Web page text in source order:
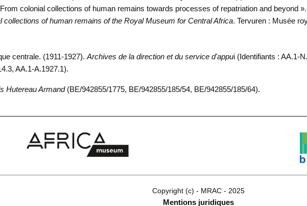
colonial collections of human remains towards processes of repatriation and beyond
collections of human remains of the Royal Museum for Central Africa. Tervuren : Musée
centrale. (1911-1927). Archives de la direction et du service d'appui (Identifiants : AA.1-
AA.1-A.1927.1).
Hutereau Armand(BE/942855/1775, BE/942855/185/54, BE/942855/185/64).
Copyright (c) - MRAC - 2025
Mentions juridiques